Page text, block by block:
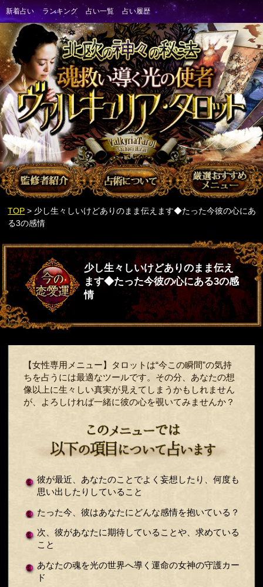
TOP > 少し生々しいけどありのまま伝えます◆たった今彼の心にあ
る3の感情
少し生々しいけどありのまま伝え
ます◆たった今彼の心にある3の感
情
【女性専用メニュー】タロットは“今この瞬間”の気持
ちを占うには最適なツールです。その分、あなたの想
像以上に生々しい真実が見えてしまうかもしれません
が、よろしければ一緒に彼の心を覗いてみませんか？
彼が最近、あなたのことでよく妄想したり、何度も
思い出したりしていること
たった今、彼はあなたにどんな感情を抱いている？
次、彼があなたに期待していることや、求めている
こと
あなたの魂を光の世界へ導く運命の女神の守護カー
ド